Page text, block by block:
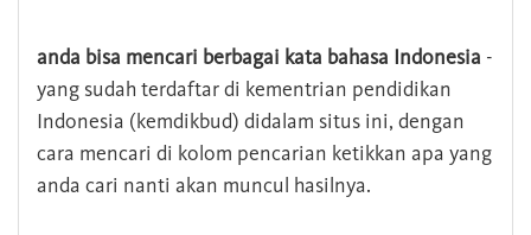
anda bisa mencari berbagai kata bahasa Indonesia -
yang sudah terdaftar di kementrian pendidikan
Indonesia (kemdikbud) didalam situs ini, dengan
cara mencari di kolom pencarian ketikkan apa yang
anda cari nanti akan muncul hasilnya.